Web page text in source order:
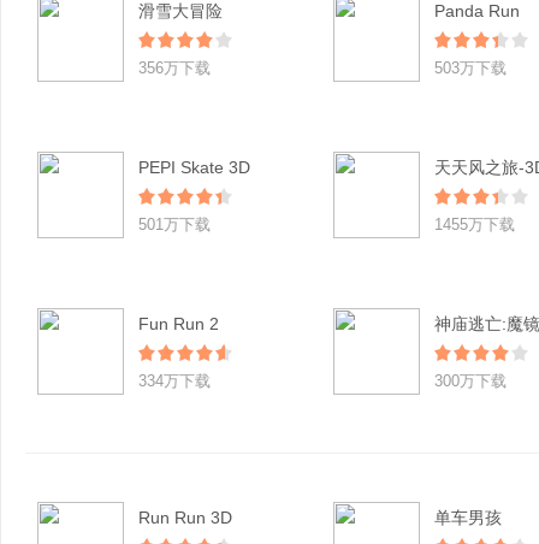
滑雪大冒险
356万下载
Panda Run
503万下载
PEPI Skate 3D
501万下载 1455万下载
Fun Run 2
334万下载
神庙逃亡:魔
300万下载
Run Run 3D 单车男孩